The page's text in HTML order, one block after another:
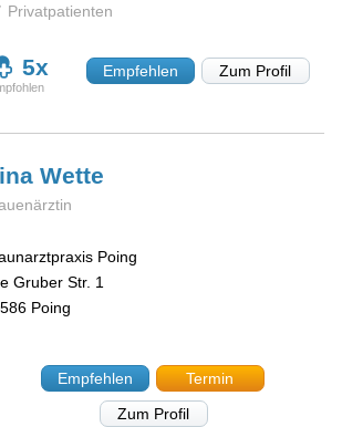
Privatpatienten
5x Empfehlen Zum Profil
Wette
Poing
Gruber Str. 1
Poing
Empfehlen
Termin
Zum Profil